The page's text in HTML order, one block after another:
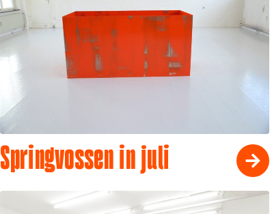
Springvossen in juli